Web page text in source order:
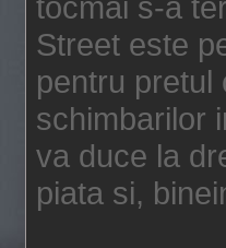
Street este
pentru pretul
schimbarilor
va duce la
piata si,